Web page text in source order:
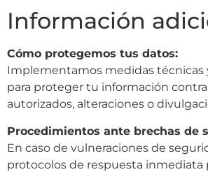
Información
Cómo protegemos tus datos:
Implementamos medidas técnicas
para proteger tu información
autorizados, alteraciones o
Procedimientos ante brechas de
En caso de vulneraciones de
protocolos de respuesta inmediata